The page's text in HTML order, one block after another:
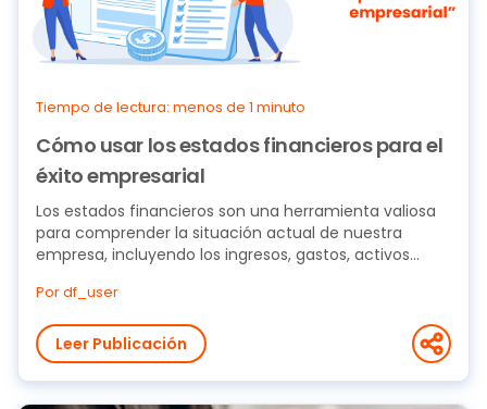
Tiempo de lectura: menos de 1 minuto
Cómo usar los estados financieros para el
éxito empresarial
Los estados financieros son una herramienta valiosa
para comprender la situación actual de nuestra
empresa, incluyendo los ingresos, gastos, activos...
Por df_user
Leer Publicación